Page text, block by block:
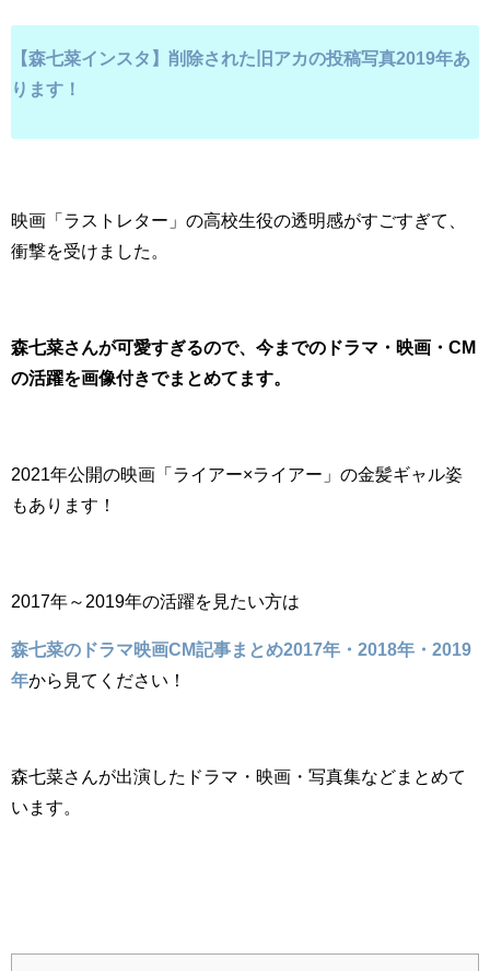
【森七菜インスタ】削除された旧アカの投稿写真2019年あ
ります！
映画「ラストレター」の高校生役の透明感がすごすぎて、
衝撃を受けました。
森七菜さんが可愛すぎるので、今までのドラマ・映画・CM
の活躍を画像付きでまとめてます。
2021年公開の映画「ライアー×ライアー」の金髪ギャル姿
もあります！
2017年～2019年の活躍を見たい方は
森七菜のドラマ映画CM記事まとめ2017年・2018年・2019
年から見てください！
森七菜さんが出演したドラマ・映画・写真集などまとめて
います。